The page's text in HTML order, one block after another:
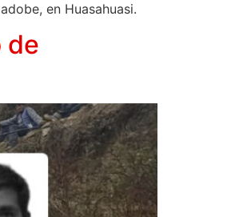
en Huasahuasi.
de